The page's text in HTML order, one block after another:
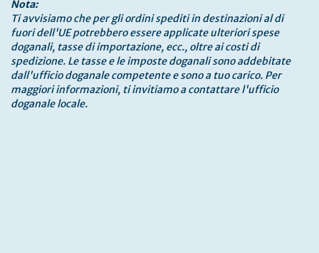
Nota:
Ti avvisiamo che per gli ordini spediti in destinazioni al di
fuori dell'UE potrebbero essere applicate ulteriori spese
doganali, tasse di importazione, ecc., oltre ai costi di
spedizione. Le tasse e le imposte doganali sono addebitate
dall'ufficio doganale competente e sono a tuo carico. Per
maggiori informazioni, ti invitiamo a contattare l'ufficio
doganale locale.